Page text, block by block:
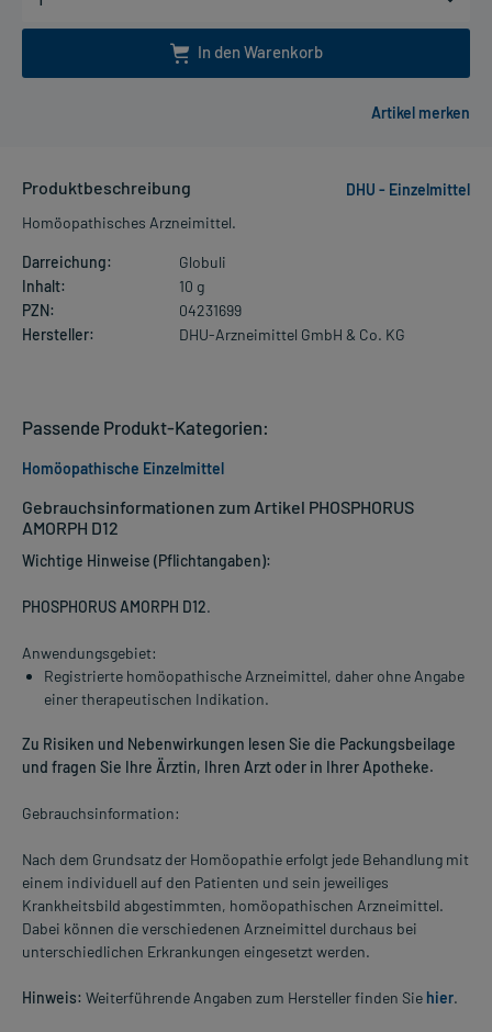
In den Warenkorb
Produktbeschreibung
DHU - Einzelmittel
Homöopathisches Arzneimittel.
Darreichung:
Globuli
Inhalt:
10 g
PZN:
04231699
Hersteller:
DHU-Arzneimittel GmbH & Co. KG
Gebrauchsinformationen zum Artikel PHOSPHORUS
AMORPH D12
Wichtige Hinweise (Pflichtangaben):
PHOSPHORUS AMORPH D12.
Anwendungsgebiet:
Registrierte homöopathische Arzneimittel, daher ohne Angabe
einer therapeutischen Indikation.
Zu Risiken und Nebenwirkungen lesen Sie die Packungsbeilage
und fragen Sie Ihre Ärztin, Ihren Arzt oder in Ihrer Apotheke.
Gebrauchsinformation:
Nach dem Grundsatz der Homöopathie erfolgt jede Behandlung mit
einem individuell auf den Patienten und sein jeweiliges
Krankheitsbild abgestimmten, homöopathischen Arzneimittel.
Dabei können die verschiedenen Arzneimittel durchaus bei
unterschiedlichen Erkrankungen eingesetzt werden.
Hinweis: Weiterführende Angaben zum Hersteller finden Sie hier.
Passende Produkt-Kategorien:
Homöopathische Einzelmittel